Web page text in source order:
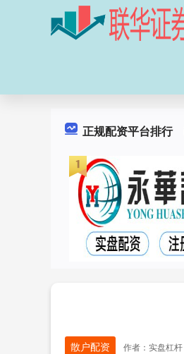
正规配资平台排行
散户配资 作者：实盘杠杆